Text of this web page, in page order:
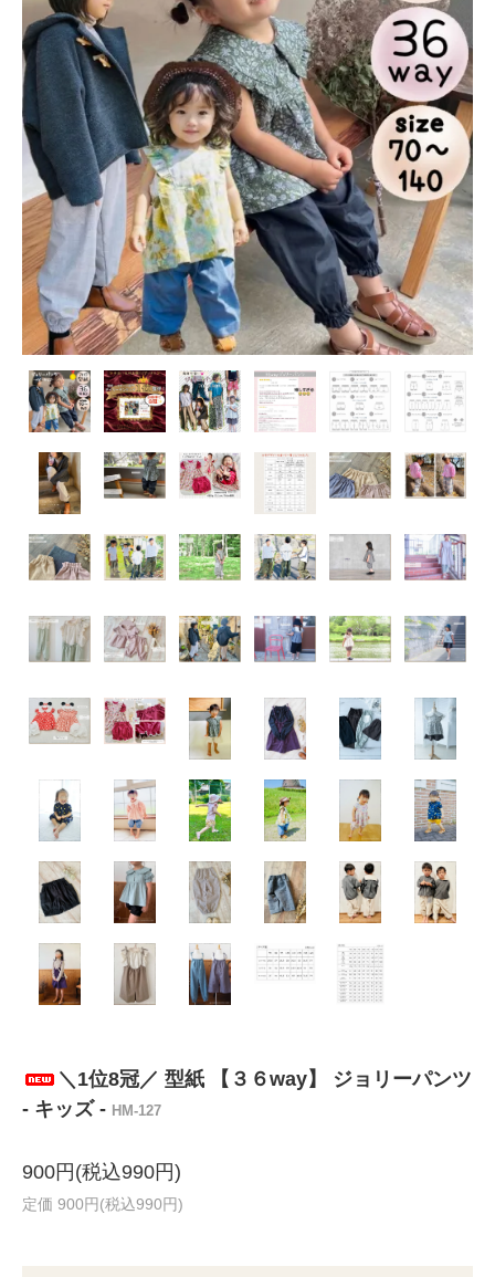
＼1位8冠／ 型紙 【３６way】 ジョリーパンツ
- キッズ - HM-127
900円(税込990円)
定価 900円(税込990円)